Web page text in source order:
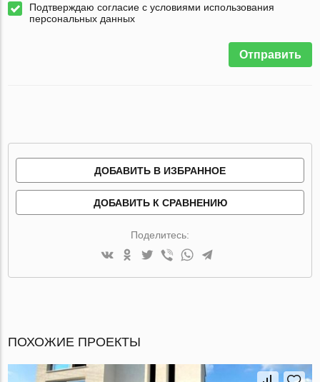
Подтверждаю согласие с условиями использования
персональных данных
Отправить
ДОБАВИТЬ В ИЗБРАННОЕ
ДОБАВИТЬ К СРАВНЕНИЮ
Поделитесь:
ПОХОЖИЕ ПРОЕКТЫ